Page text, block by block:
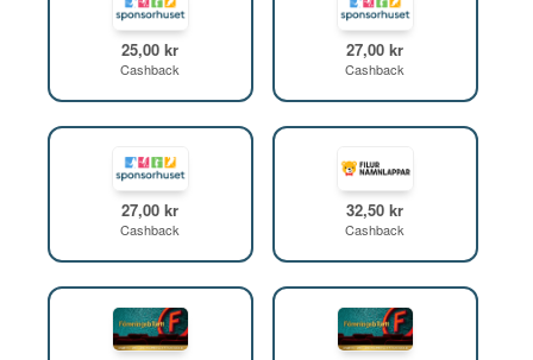
25,00 kr
Cashback
27,00 kr
Cashback
27,00 kr
Cashback
32,50 kr
Cashback